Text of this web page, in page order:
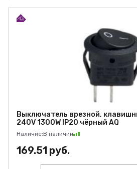
Выключатель врезной,
240V 1300W IP20 чёрный AQ
Наличие:В наличии
169.51 руб.